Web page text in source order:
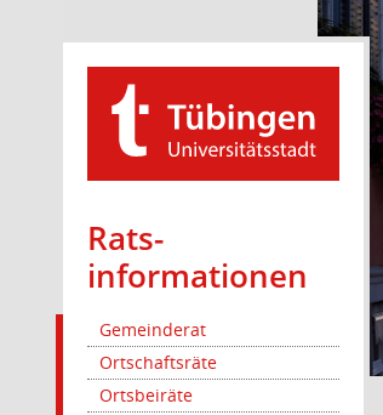
Rats­
informationen
Gemeinderat
Ortschaftsräte
Ortsbeiräte